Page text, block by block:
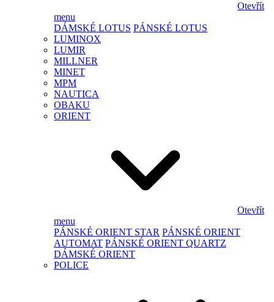
Otevřít
menu
DÁMSKÉ LOTUS PÁNSKÉ LOTUS
LUMINOX
LUMIR
MILLNER
MINET
MPM
NAUTICA
OBAKU
ORIENT
Otevřít
menu
PÁNSKÉ ORIENT STAR PÁNSKÉ ORIENT
AUTOMAT PÁNSKÉ ORIENT QUARTZ
DÁMSKÉ ORIENT
POLICE